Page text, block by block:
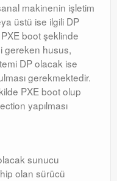
makinenin işletim
üstü ise ilgili DP
PXE boot şeklinde
gereken husus,
DP olacak ise
gerekmektedir.
PXE boot olup
yapılması
sunucu
olan sürücü